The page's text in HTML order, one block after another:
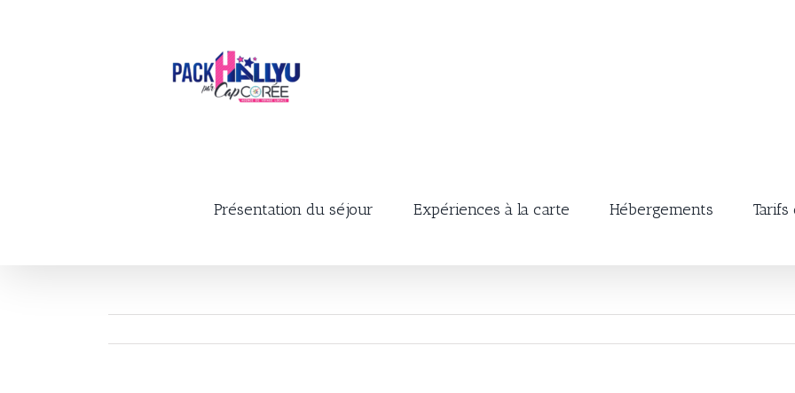
Présentation du séjour Expériences à la carte Hébergements Tarifs